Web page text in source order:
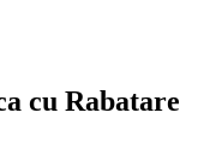
cu Rabatare